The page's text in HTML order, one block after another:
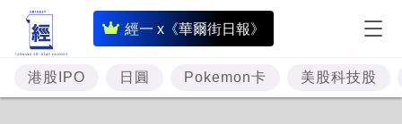
經一 x《華爾街日報》
即
時
財
經
港股IPO 日圓 Pokemon卡 美股科技股